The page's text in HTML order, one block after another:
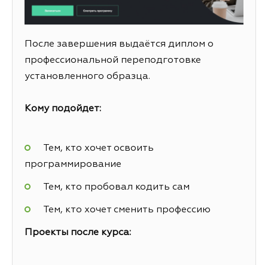
После завершения выдаётся диплом о
профессиональной переподготовке
установленного образца.
Кому подойдет:
Тем, кто хочет освоить
программирование
Тем, кто пробовал кодить сам
Тем, кто хочет сменить профессию
Проекты после курса: